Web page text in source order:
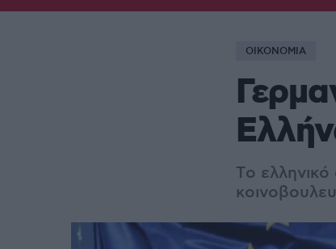
ΟΙΚΟΝΟΜΙΑ
Tο